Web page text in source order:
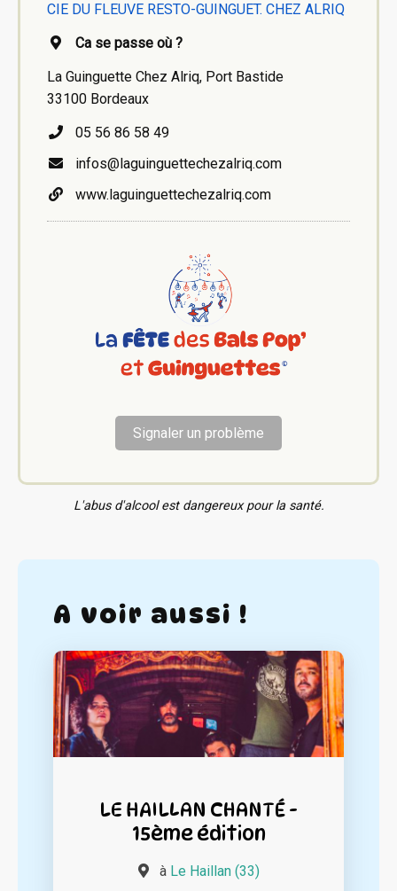
CIE DU FLEUVE RESTO-GUINGUET. CHEZ ALRIQ
Ca se passe où ?
La Guinguette Chez Alriq, Port Bastide
33100 Bordeaux
05 56 86 58 49
infos@laguinguettechezalriq.com
www.laguinguettechezalriq.com
Signaler un problème
L'abus d'alcool est dangereux pour la santé.
A voir aussi !
LE HAILLAN CHANTÉ -
15ème édition
à Le Haillan (33)